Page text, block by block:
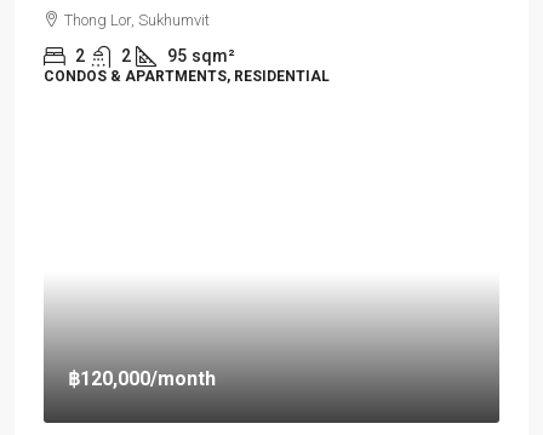
Thong Lor, Sukhumvit
2 2 95 sqm²
CONDOS & APARTMENTS, RESIDENTIAL
฿120,000/month